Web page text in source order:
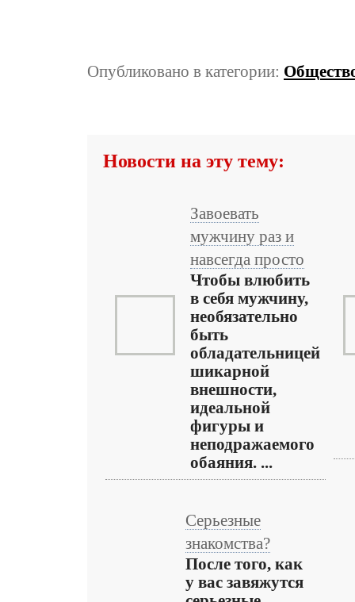
Опубликовано в категории:
Новости на эту тему:
Завоевать
мужчину раз и
навсегда просто
Чтобы влюбить
в себя мужчину,
необязательно
быть
обладательницей
шикарной
внешности,
идеальной
фигуры и
неподражаемого
обаяния. ...
Серьезные
знакомства?
После того, как
у вас завяжутся